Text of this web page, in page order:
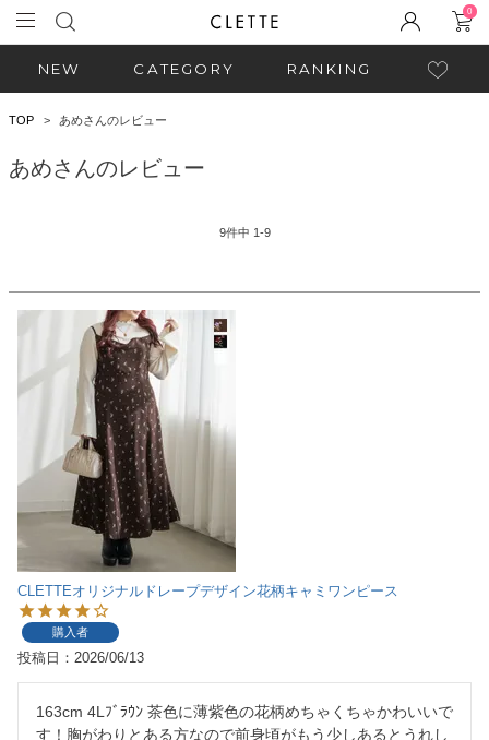
0
NEW CATEGORY RANKING
TOP あめさんのレビュー
あめさんのレビュー
9件中 1-9
CLETTEオリジナルドレープデザイン花柄キャミワンピース
購入者
投稿日 2026/06/13
163cm 4Lﾌﾞﾗｳﾝ 茶色に薄紫色の花柄めちゃくちゃかわいいで
す！胸がわりとある方なので前身頃がもう少しあるとうれし